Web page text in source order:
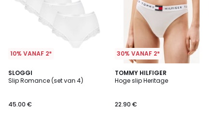
10% VANAF 2*
SLOGGI
Slip Romance (set van 4)
45.00 €
4.6
/ 5
2
Kleuren
30% VANAF 2*
TOMMY HILFIGER
Hoge slip Heritage
22.90 €
5
/
3
Kleuren